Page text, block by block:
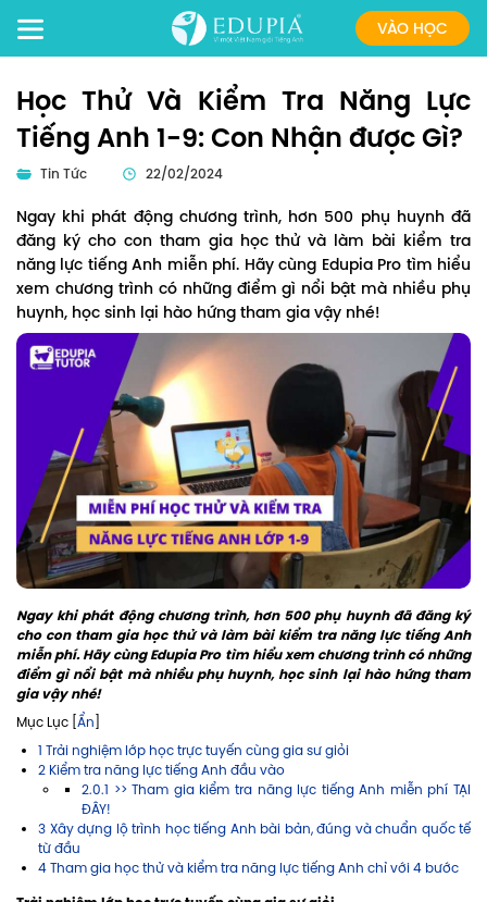
VÀO HỌC
Học Thử Và Kiểm Tra Năng Lực
Tiếng Anh 1-9: Con Nhận được Gì?
Tin Tức 22/02/2024
Ngay khi phát động chương trình, hơn 500 phụ huynh đã
đăng ký cho con tham gia học thử và làm bài kiểm tra
năng lực tiếng Anh miễn phí. Hãy cùng Edupia Pro tìm hiểu
xem chương trình có những điểm gì nổi bật mà nhiều phụ
huynh, học sinh lại hào hứng tham gia vậy nhé!
Ngay khi phát động chương trình, hơn 500 phụ huynh đã đăng ký
cho con tham gia học thử và làm bài kiểm tra năng lực tiếng Anh
miễn phí. Hãy cùng Edupia Pro tìm hiểu xem chương trình có những
điểm gì nổi bật mà nhiều phụ huynh, học sinh lại hào hứng tham
gia vậy nhé!
Mục Lục [ Ẩn
1 Trải nghiệm lớp học trực tuyến cùng gia sư giỏi
2 Kiểm tra năng lực tiếng Anh đầu vào
2.0.1 >> Tham gia kiểm tra năng lực tiếng Anh miễn phí TẠI
ĐÂY!
3 Xây dựng lộ trình học tiếng Anh bài bản, đúng và chuẩn quốc tế
từ đầu
4 Tham gia học thử và kiểm tra năng lực tiếng Anh chỉ với 4 bước